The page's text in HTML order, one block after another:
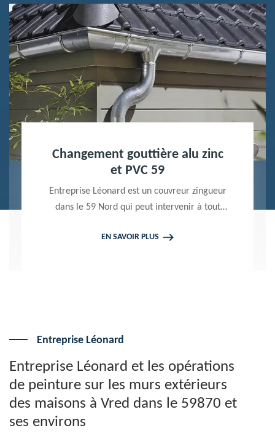
Nettoyage terrasse et pavé 59
Peintre professionnel dans le 59 Nord,
Entreprise Léonard utilise des produits de
pavé. Propose un devis gratuit qui ne vous
EN SAVOIR PLUS
Entreprise Léonard
Entreprise Léonard et les opérations
de peinture sur les murs extérieurs
des maisons à Vred dans le 59870 et
ses environs